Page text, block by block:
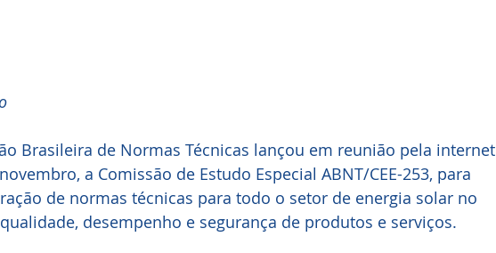
Brasileira de Normas Técnicas lançou em reunião pela internet
a Comissão de Estudo Especial ABNT/CEE-253, para
de normas técnicas para todo o setor de energia solar no
desempenho e segurança de produtos e serviços.